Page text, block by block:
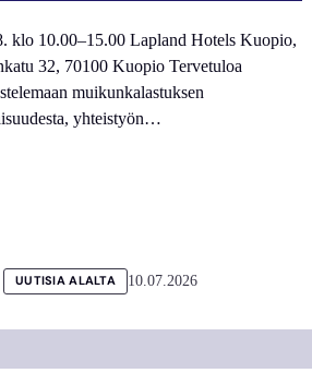
klo 10.00–15.00 Lapland Hotels Kuopio,
32, 70100 Kuopio Tervetuloa
muikunkalastuksen
yhteistyön…
UUTISIA ALALTA 10.07.2026